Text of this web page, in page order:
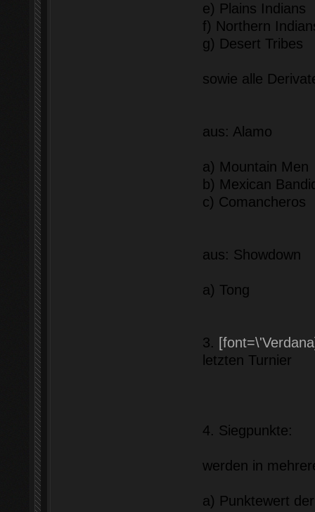
e) Plains Indians
f) Northern
g) Desert Tribes
sowie alle
aus: Alamo
a) Mountain Men
b) Mexican
c) Comancheros
aus: Showdown
a) Tong
3.
letzten Turnier
4. Siegpunkte:
werden in
a) Punktewert